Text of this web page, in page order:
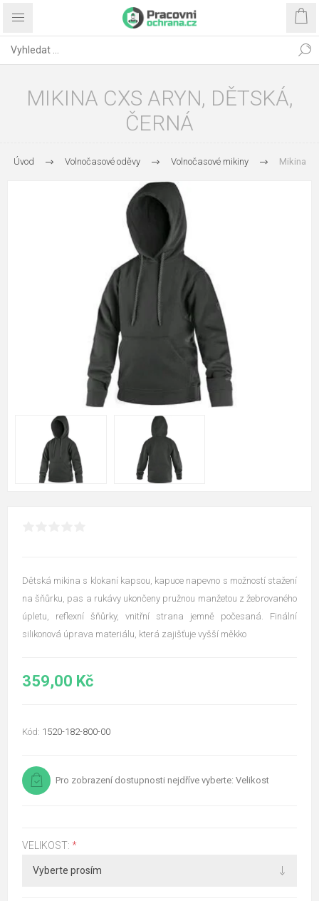
MIKINA CXS ARYN, DĚTSKÁ,
ČERNÁ
Úvod Volnočasové oděvy Volnočasové mikiny Mikina
Dětská mikina s klokaní kapsou, kapuce napevno s možností stažení
na šňůrku, pas a rukávy ukončeny pružnou manžetou z žebrovaného
úpletu, reflexní šňůrky, vnitřní strana jemně počesaná. Finální
silikonová úprava materiálu, která zajišťuje vyšší měkko
359,00 Kč
Kód: 1520-182-800-00
Pro zobrazení dostupnosti nejdříve vyberte: Velikost
VELIKOST: *